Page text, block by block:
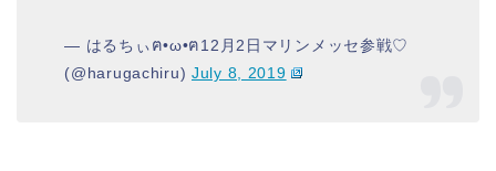
— はるちぃฅ•ω•ฅ12月2日マリンメッセ参戦♡
(@harugachiru) July 8, 2019